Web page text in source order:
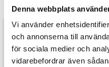
Denna webbplats
Vi använder
och annonserna till
för sociala medier och
vidarebefordrar även
Preliminärt åter i lager: Okänt
Slinga i hög kvalité. Flamsäker
enkel att fästa i håret.
och lägg i ljummet vatten.
under tvätt. Efter 10 minuter